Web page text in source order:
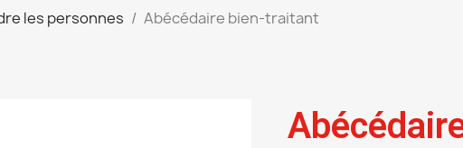
les personnes Abécédaire bien-traitant